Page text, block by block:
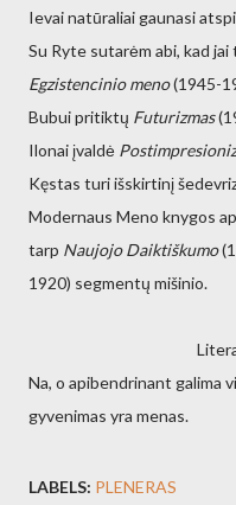
Ievai natūraliai gaunasi
Su Ryte sutarėm abi, kad jai
Egzistencinio meno(1945-
Bubui pritiktų Futurizmas
Ilonai įvaldė
Kęstas turi išskirtinį
Modernaus Meno knygos
tarp Naujojo Daiktiškumo
1920) segmentų mišinio.
Na, o apibendrinant galima
gyvenimas yra menas.
LABELS: PLENERAS